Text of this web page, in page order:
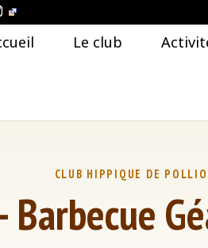
Le club
Equitation de loisirs
Barbecue